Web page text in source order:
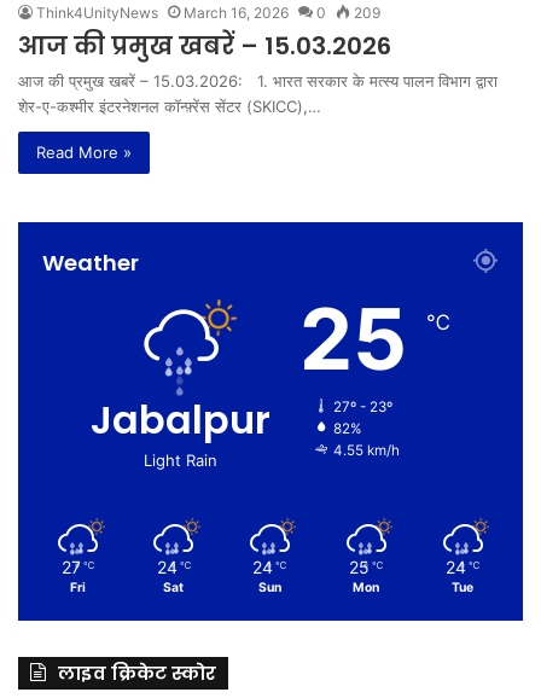
Think4UnityNews March 16, 2026 0 209
आज की प्रमुख खबरें – 15.03.2026
आज की प्रमुख खबरें – 15.03.2026: 1. भारत सरकार के मत्स्य पालन विभाग द्वारा
शेर-ए-कश्मीर इंटरनेशनल कॉन्फ़्रेंस सेंटर (SKICC),…
Read More »
Weather
Jabalpur
Light Rain
25 ℃
27º - 23º
82%
4.55 km/h
27 ℃
Fri
24 ℃
Sat
24 ℃
Sun
25 ℃
Mon
24 ℃
Tue
लाइव क्रिकेट स्कोर